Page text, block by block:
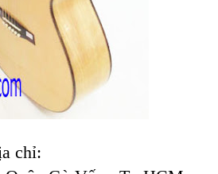
chỉ: